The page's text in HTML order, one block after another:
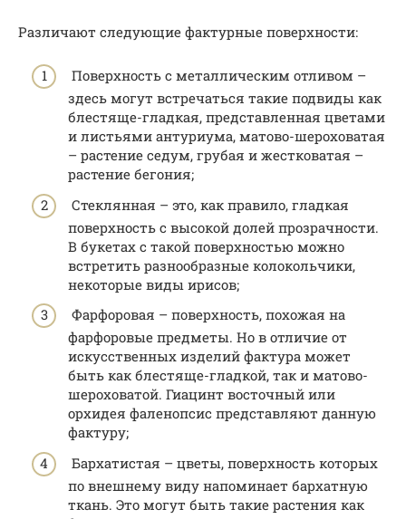
Различают следующие фактурные поверхности:
Поверхность с металлическим отливом –
здесь могут встречаться такие подвиды как
блестяще-гладкая, представленная цветами
и листьями антуриума, матово-шероховатая
– растение седум, грубая и жестковатая –
растение бегония;
Стеклянная – это, как правило, гладкая
поверхность с высокой долей прозрачности.
В букетах с такой поверхностью можно
встретить разнообразные колокольчики,
некоторые виды ирисов;
Фарфоровая – поверхность, похожая на
фарфоровые предметы. Но в отличие от
искусственных изделий фактура может
быть как блестяще-гладкой, так и матово-
шероховатой. Гиацинт восточный или
орхидея фаленопсис представляют данную
фактуру;
Бархатистая – цветы, поверхность которых
по внешнему виду напоминает бархатную
ткань. Это могут быть такие растения как